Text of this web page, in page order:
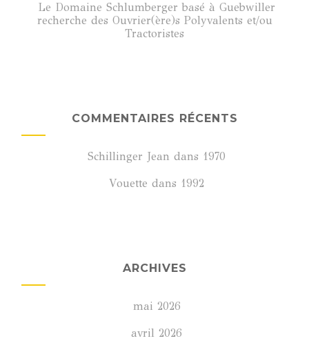
Le Domaine Schlumberger basé à Guebwiller
recherche des Ouvrier(ère)s Polyvalents et/ou
Tractoristes
COMMENTAIRES RÉCENTS
Schillinger Jean dans 1970
Vouette dans 1992
ARCHIVES
mai 2026
avril 2026